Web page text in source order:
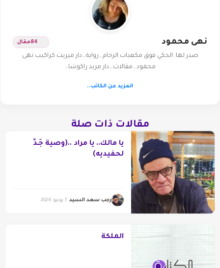
نهى محمود 84مقال
صدر لها: الحكي فوق مكعبات الرخام ـ رواية ـ دار ميريت كراكيب نهى
محمود ـ مقالات ـ دار مزيد راكوشا…
المزيد عن الكاتب..
مقالات ذات صلة
يا مالك.. يا مراد ..(وصية جَـدٍّ
لحفيديه)
رجب سعد السيد 7 يونيو 2026
الملكة